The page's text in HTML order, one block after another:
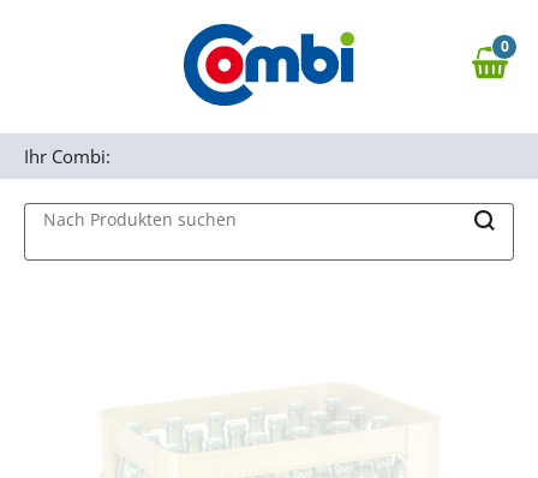
Zur Navigation springen
0,00 €
0
Nach Produkten suchen
Ihr Combi: